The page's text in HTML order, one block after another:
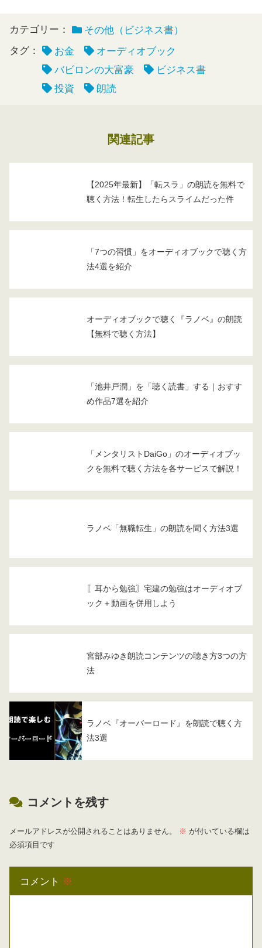
カテゴリー：
その他（ビジネス書）
タグ：
お金
オーディオブック
バビロンの大富豪
ビジネス書
投資
朗読
関連記事
【2025年最新】「転スラ」の朗読を無料で
聴く方法！転生したらスライムだった件
「7つの習慣」をオーディオブックで聴く方
法4選を紹介
オーディオブックで聴く『ラノベ』の朗読
【無料で聴く方法】
「池井戸潤」を「聴く読書」する｜おすす
め作品7選を紹介
「メンタリストDaiGo」のオーディオブッ
クを無料で聴く方法を各サービスで解説！
ラノベ「無職転生」の朗読を聞く方法3選
〖耳から勉強〗宅建の勉強はオーディオブ
ック＋動画を併用しよう
宮部みゆき朗読コンテンツの聴き方3つの方
法
ラノベ『オーバーロード』を朗読で聴く方
法3選
コメントを残す
メールアドレスが公開されることはありません。 ※ が付いている欄は
必須項目です
コメント ※